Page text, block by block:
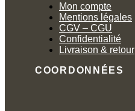
Mon compte
Mentions légales
CGV – CGU
Confidentialité
Livraison & retour
COORDONNÉES